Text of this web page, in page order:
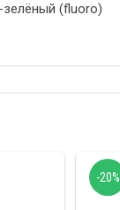
(fluoro)
-20%